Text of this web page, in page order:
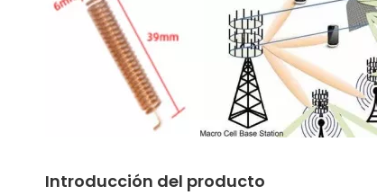
Introducción del producto